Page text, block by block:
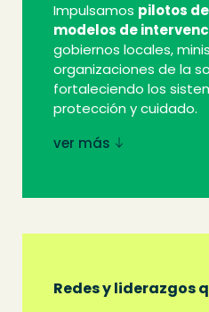
Impulsamos pilotos
modelos de
gobiernos locales,
organizaciones de la
fortaleciendo los
protección y cuidado.
ver más
Redes y liderazgos